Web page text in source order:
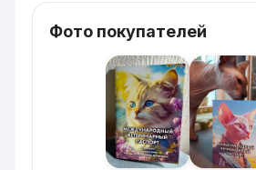
Фото покупателей